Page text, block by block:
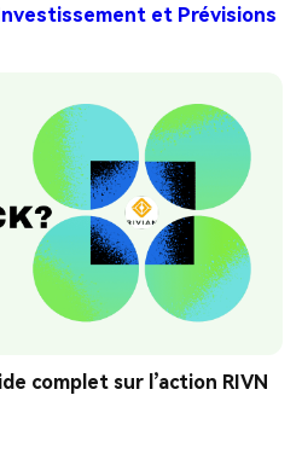
et Prévisions
complet sur l’action RIVN